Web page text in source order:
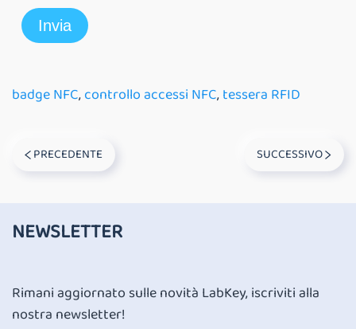
badge NFC,controllo accessi NFC,tessera RFID
PRECEDENTE SUCCESSIVO
NEWSLETTER
Rimani aggiornato sulle novità LabKey, iscriviti alla
nostra newsletter!